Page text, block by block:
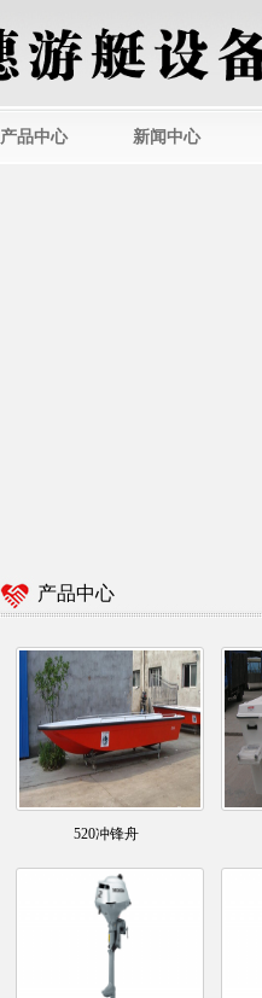
产品中心 新闻中心
产品中心
520冲锋舟